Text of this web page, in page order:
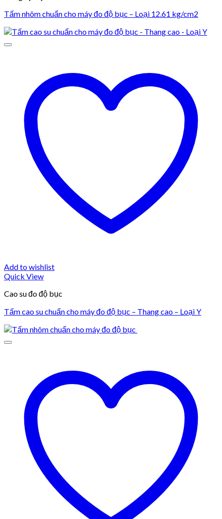
Tấm nhôm chuẩn cho máy đo độ bục – Loại 12.61 kg/cm2
Add to wishlist
Quick View
Cao su đo độ bục
Tấm cao su chuẩn cho máy đo độ bục – Thang cao – Loại Y